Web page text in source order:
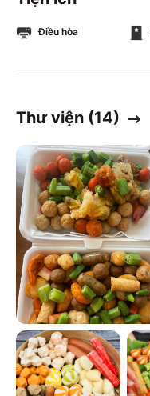
Điều hòa
Thư viện (14)